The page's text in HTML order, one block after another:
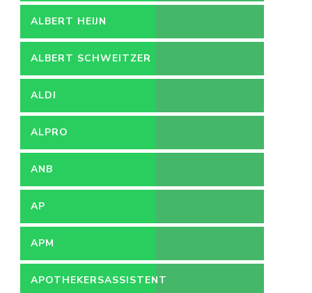
ALBERT HEIJN
ALBERT SCHWEITZER
ZIEKENHUIS
ALDI
ALPRO
ANB
AP
APM
APOTHEKERSASSISTENT